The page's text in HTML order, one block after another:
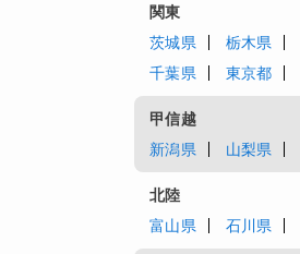
関東
茨城県
栃木県
千葉県
東京都
甲信越
新潟県
山梨県
北陸
富山県
石川県